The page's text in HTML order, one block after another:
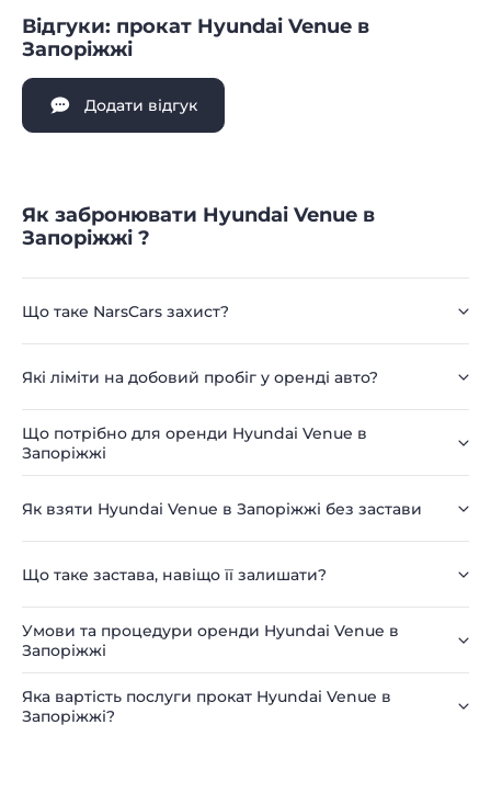
Відгуки: прокат Hyundai Venue в
Запоріжжі
Додати відгук
Як забронювати Hyundai Venue в
Запоріжжі ?
Що таке NarsCars захист?
Які ліміти на добовий пробіг у оренді авто?
Що потрібно для оренди Hyundai Venue в
Запоріжжі
Як взяти Hyundai Venue в Запоріжжі без застави
Що таке застава, навіщо її залишати?
Умови та процедури оренди Hyundai Venue в
Запоріжжі
Яка вартість послуги прокат Hyundai Venue в
Запоріжжі?